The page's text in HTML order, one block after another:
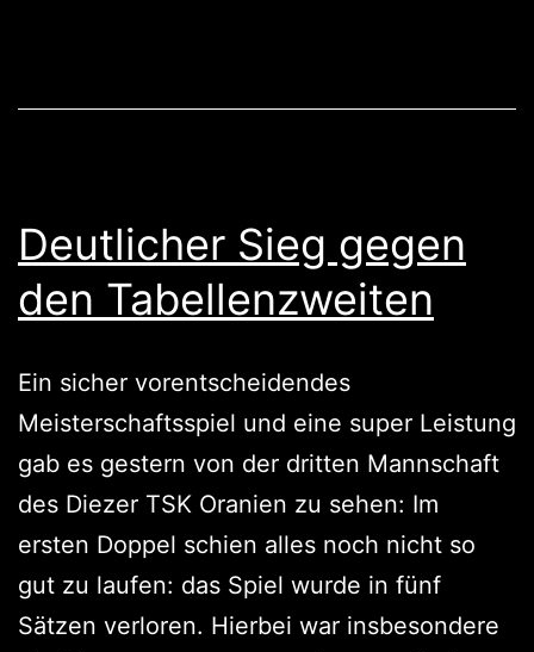
Deutlicher Sieg gegen
den Tabellenzweiten
Ein sicher vorentscheidendes
Meisterschaftsspiel und eine super Leistung
gab es gestern von der dritten Mannschaft
des Diezer TSK Oranien zu sehen: Im
ersten Doppel schien alles noch nicht so
gut zu laufen: das Spiel wurde in fünf
Sätzen verloren. Hierbei war insbesondere